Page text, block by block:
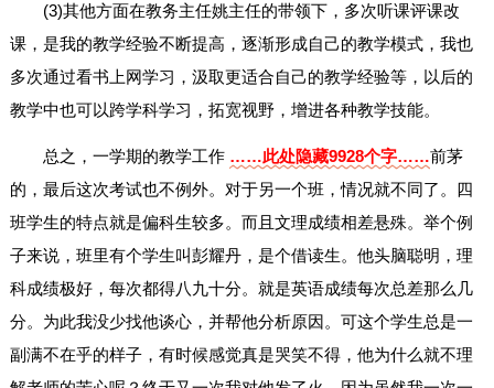
(3)其他方面在教务主任姚主任的带领下，多次听课评课改
课，是我的教学经验不断提高，逐渐形成自己的教学模式，我也
多次通过看书上网学习，汲取更适合自己的教学经验等，以后的
教学中也可以跨学科学习，拓宽视野，增进各种教学技能。
总之，一学期的教学工作 ……此处隐藏9928个字……前茅
的，最后这次考试也不例外。对于另一个班，情况就不同了。四
班学生的特点就是偏科生较多。而且文理成绩相差悬殊。举个例
子来说，班里有个学生叫彭耀丹，是个借读生。他头脑聪明，理
科成绩极好，每次都得八九十分。就是英语成绩每次总差那么几
分。为此我没少找他谈心，并帮他分析原因。可这个学生总是一
副满不在乎的样子，有时候感觉真是哭笑不得，他为什么就不理